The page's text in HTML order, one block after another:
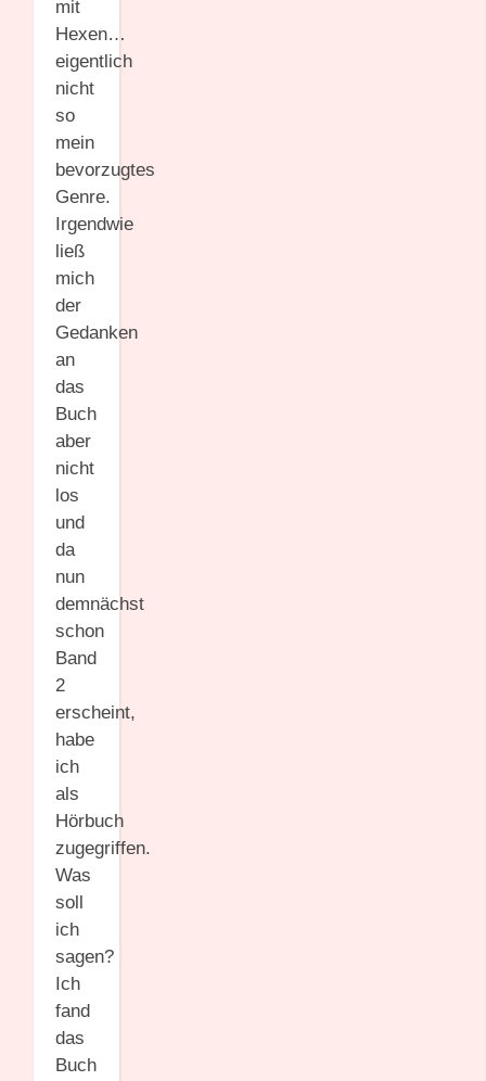
mit
Hexen…
eigentlich
nicht
so
mein
bevorzugtes
Genre.
Irgendwie
ließ
mich
der
Gedanken
an
das
Buch
aber
nicht
los
und
da
nun
demnächst
schon
Band
2
erscheint,
habe
ich
als
Hörbuch
zugegriffen.
Was
soll
ich
sagen?
Ich
fand
das
Buch